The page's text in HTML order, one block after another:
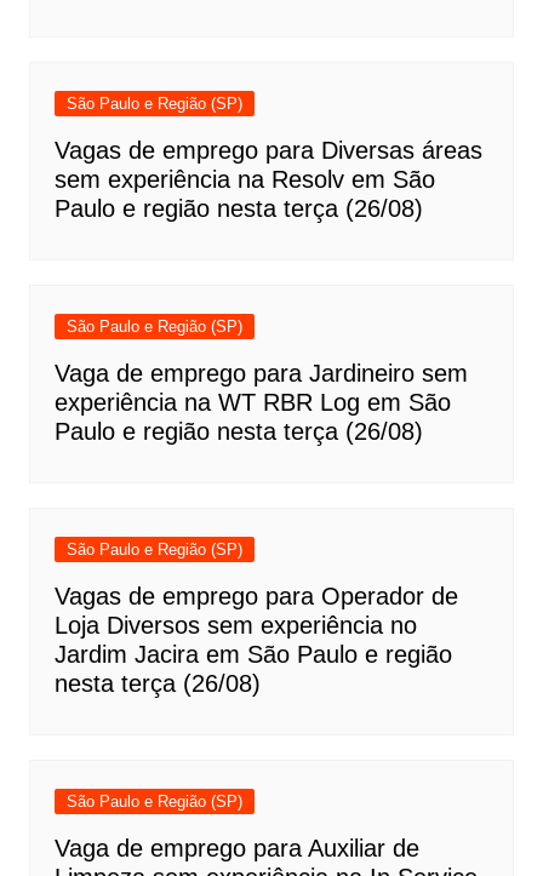
São Paulo e Região (SP)
Vagas de emprego para Diversas áreas
sem experiência na Resolv em São
Paulo e região nesta terça (26/08)
São Paulo e Região (SP)
Vaga de emprego para Jardineiro sem
experiência na WT RBR Log em São
Paulo e região nesta terça (26/08)
São Paulo e Região (SP)
Vagas de emprego para Operador de
Loja Diversos sem experiência no
Jardim Jacira em São Paulo e região
nesta terça (26/08)
São Paulo e Região (SP)
Vaga de emprego para Auxiliar de